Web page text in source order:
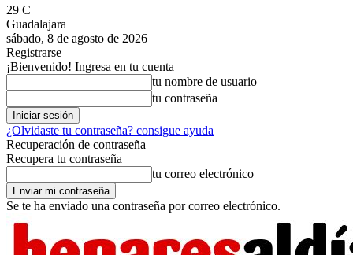
29 C
Guadalajara
sábado, 8 de agosto de 2026
Registrarse
¡Bienvenido! Ingresa en tu cuenta
tu nombre de usuario
tu contraseña
¿Olvidaste tu contraseña? consigue ayuda
Recuperación de contraseña
Recupera tu contraseña
tu correo electrónico
Se te ha enviado una contraseña por correo electrónico.